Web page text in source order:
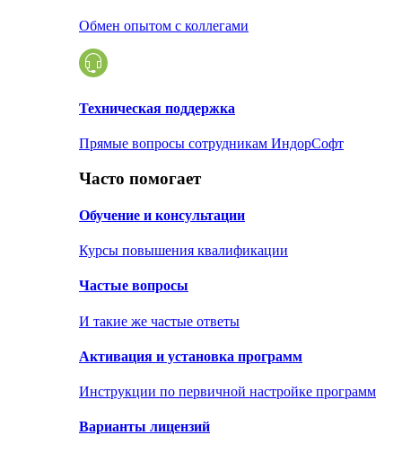
Обмен опытом с коллегами
Техническая поддержка
Прямые вопросы сотрудникам ИндорСофт
Часто помогает
Обучение и консультации
Курсы повышения квалификации
Частые вопросы
И такие же частые ответы
Активация и установка программ
Инструкции по первичной настройке программ
Варианты лицензий